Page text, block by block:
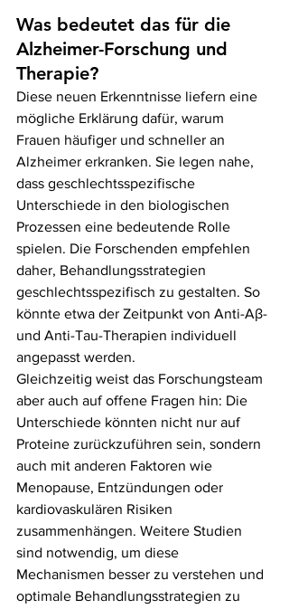
Was bedeutet das für die
Alzheimer-Forschung und
Therapie?
Diese neuen Erkenntnisse liefern eine
mögliche Erklärung dafür, warum
Frauen häufiger und schneller an
Alzheimer erkranken. Sie legen nahe,
dass geschlechtsspezifische
Unterschiede in den biologischen
Prozessen eine bedeutende Rolle
spielen. Die Forschenden empfehlen
daher, Behandlungsstrategien
geschlechtsspezifisch zu gestalten. So
könnte etwa der Zeitpunkt von Anti-Aβ-
und Anti-Tau-Therapien individuell
angepasst werden.
Gleichzeitig weist das Forschungsteam
aber auch auf offene Fragen hin: Die
Unterschiede könnten nicht nur auf
Proteine zurückzuführen sein, sondern
auch mit anderen Faktoren wie
Menopause, Entzündungen oder
kardiovaskulären Risiken
zusammenhängen. Weitere Studien
sind notwendig, um diese
Mechanismen besser zu verstehen und
optimale Behandlungsstrategien zu